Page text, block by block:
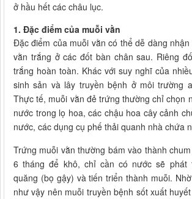
ở hầu hết các châu lục.
1. Đặc điểm của muỗi vằn
Đặc điểm của muỗi vằn có thể dễ dàng
vằn trắng ở các đốt bàn chân sau. Riêng
trắng hoàn toàn. Khác với suy nghĩ của
sinh sản và lây truyền bệnh ở môi trường
Thực tế, muỗi vằn đẻ trứng thường chỉ chọn
nước trong lọ hoa, các chậu hoa cây cảnh
nước, các dụng cụ phế thải quanh nhà chứa
Trứng muỗi vằn thường bám vào thành
6 tháng để khô, chỉ cần có nước sẽ phát
quăng (bọ gậy) và tiến triển thành muỗi.
như vậy nên muỗi truyền bệnh sốt xuất